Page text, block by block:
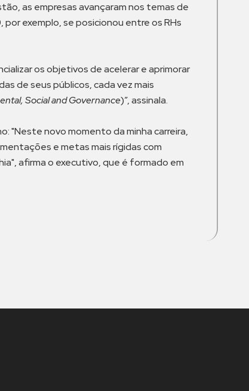
as empresas avançaram nos temas de
exemplo, se posicionou entre os RHs
os objetivos de acelerar e aprimorar
de seus públicos, cada vez mais
Social and Governance)”, assinala.
"Neste novo momento da minha carreira,
e metas mais rígidas com
afirma o executivo, que é formado em